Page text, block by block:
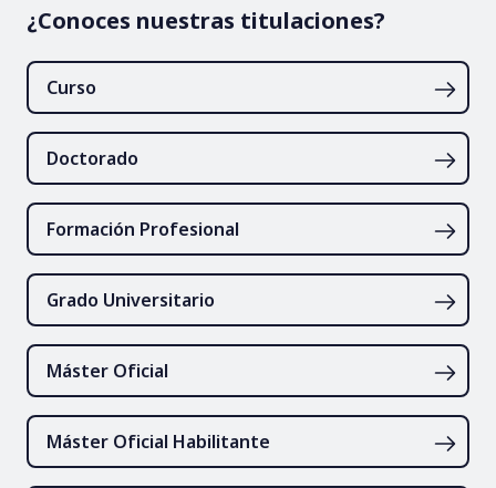
¿Conoces nuestras titulaciones?
Curso
Doctorado
Formación Profesional
Grado Universitario
Máster Oficial
Máster Oficial Habilitante